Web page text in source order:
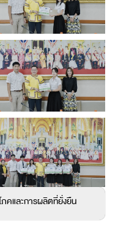
ภคและการผลิตที่ยั่งยืน